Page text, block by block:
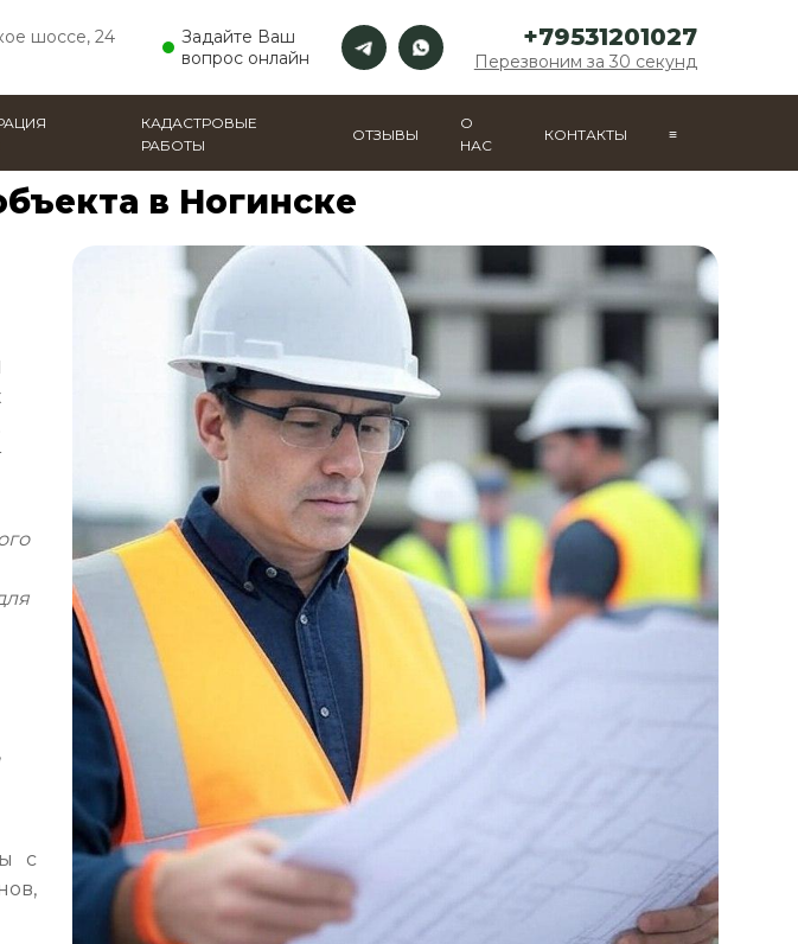
шоссе, 24
Задайте Ваш
вопрос онлайн
+79531201027
Перезвоним за 30 секунд
КАДАСТРОВЫЕ
РАБОТЫ
ОТЗЫВЫ
О
НАС
КОНТАКТЫ ≡
в Ногинске
с